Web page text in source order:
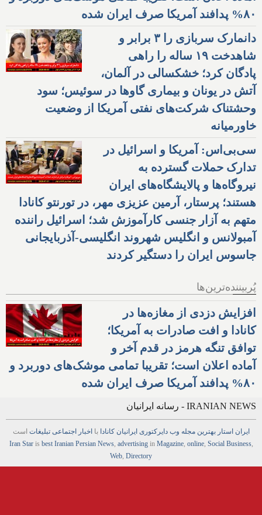
۸۰% پدافند آمریکا صرف ایران شده
دانمارک سربازی را ۳ برابر و
شاهدخت ۱۹ ساله را راهی
پادگان کرد؛ خشکسالی در آلمان،
آتش در یونان و بیماری گاوها در سوئیس؛ سود
وحشتناک شرکت‌های نفتی آمریکا از وضعیت
خاورمیانه
سی‌بی‌اس: آمریکا و اسرائیل در
تدارک حملات گسترده به
نیروگاه‌ها و پالایشگاه‌های ایران
هستند؛ پرستار، آرمین عزیزی مهر، در تورنتو کانادا
متهم به آزار جنسی کارآموزش شد؛ اسرائیل راننده
آمبولانس و انگلیس شهروند انگلیسی-آذربایجانی
جاسوس ایران را دستگیر کردند
پُربیننده‌ترین‌ها
افزایش دزدی از مغازه‌ها در
کانادا و افت صادرات به آمریکا؛
توافق تنگه هرمز در قدم آخر و
آماده اعلان است؛ تقریبا تمامی موشک‌های دوربرد و
۸۰% پدافند آمریکا صرف ایران شده
IRANIAN NEWS - رسانه ایرانیان
ایران استار بهترین مجله وب دایرکتوری ایرانیان کانادا با اخبار اجتماعی تبلیغات است
Iran Staris best Iranian Persian News, advertisingin Magazine, online, Social Business,
Web, Directory